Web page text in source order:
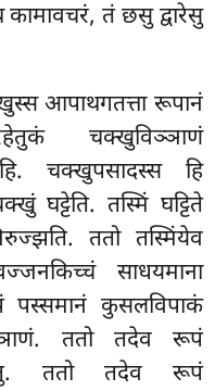
तं छसु द्वारेसु
आपाथगतत्ता रूपानं
चक्खुविञ्ञाणं
चक्खुपसादस्स हि
घट्टेति. तस्मिं घट्टिते
ततो तस्मिंयेव
साधयमाना
पस्समानं कुसलविपाकं
ततो तदेव रूपं
ततो तदेव रूपं